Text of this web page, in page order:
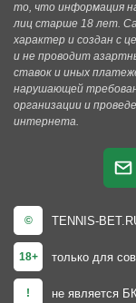
то, что информация
лиц старше 18 лет.
характер и создан с
и не проводит
ставок и иных
нарушающей
организации и
интернета.
© TENNIS-
18+ только для
! не является